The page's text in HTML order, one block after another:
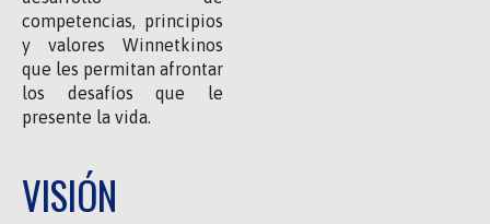
competencias, principios
y valores Winnetkinos
que les permitan afrontar
los desafíos que le
presente la vida.
VISIÓN